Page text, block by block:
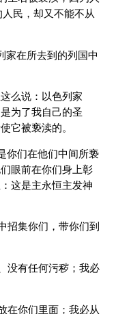
民，却又不能不从
家在所去到的列国中
么说：以色列家
为了我自己的圣
它被亵渎的。
你们在他们中间所亵
眼前在你们身上彰
这是主永恒主发神
招集你们，带你们到
没有任何污秽；我必
在你们里面；我必从